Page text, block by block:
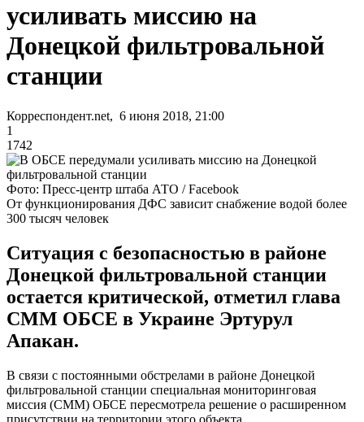
усиливать миссию на
Донецкой фильтровальной
станции
Корреспондент.net, 6 июня 2018, 21:00
1
1742
Фото: Пресс-центр штаба АТО / Facebook
От функционирования ДФС зависит снабжение водой более
300 тысяч человек
Ситуация с безопасностью в районе
Донецкой фильтровальной станции
остается критической, отметил глава
СММ ОБСЕ в Украине Эртурул
Апакан.
В связи с постоянными обстрелами в районе Донецкой
фильтровальной станции специальная мониторинговая
миссия (СММ) ОБСЕ пересмотрела решение о расширенном
присутствии на территории этого объекта.